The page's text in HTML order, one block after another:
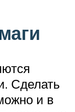
Сделать
и в